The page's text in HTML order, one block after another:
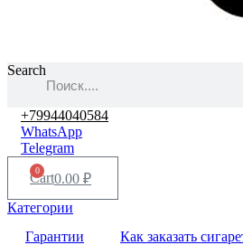
Search
+79944040584
WhatsApp
Telegram
0.00 ₽
0
Cart
Категории
Гарантии
Как заказать